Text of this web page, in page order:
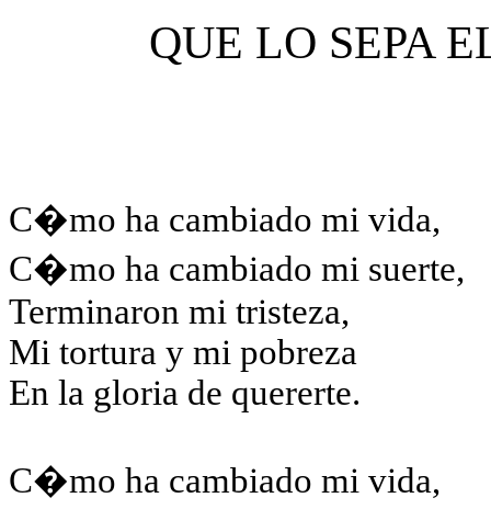
QUE LO SEPA
C�mo ha cambiado mi vida,
C�mo ha cambiado mi suerte,
Terminaron mi tristeza,
Mi tortura y mi pobreza
En la gloria de quererte.
C�mo ha cambiado mi vida,